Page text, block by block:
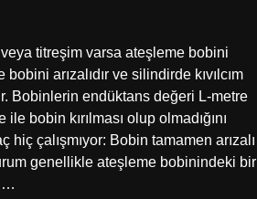
titreşim varsa ateşleme bobini
arızalıdır ve silindirde kıvılcım
Bobinlerin endüktans değeri L-metre
bobin kırılması olup olmadığını
hiç çalışmıyor: Bobin tamamen arızalı
genellikle ateşleme bobinindeki bir